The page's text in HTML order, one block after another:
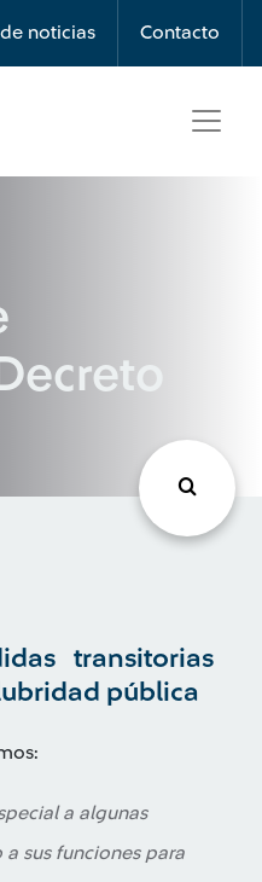
noticias Contacto
transitorias
pública
a algunas
sus funciones para